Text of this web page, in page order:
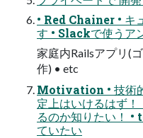
• Red Chainer • キ
す • Slackで使うア
家庭内Railsアプリ(
作) • etc
Motivation • 技術
定上はいけるはず
るのか知りたい！ •
ていたい